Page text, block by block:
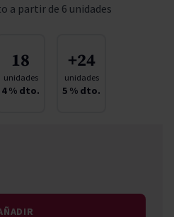
a partir de 6 unidades
18
unidades
4% dto.
+24
unidades
5 % dto.